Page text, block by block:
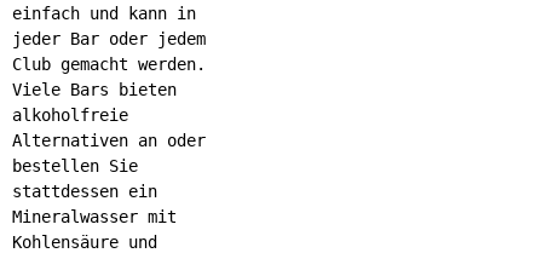
einfach und kann in
jeder Bar oder jedem
Club gemacht werden.
Viele Bars bieten
alkoholfreie
Alternativen an oder
bestellen Sie
stattdessen ein
Mineralwasser mit
Kohlensäure und